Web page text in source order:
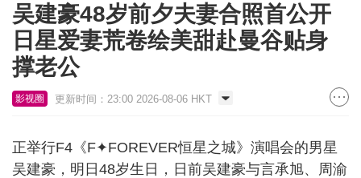
吴建豪48岁前夕夫妻合照首公开
日星爱妻荒卷绘美甜赴曼谷贴身
撑老公
影视圈 更新时间：23:00 2026-08-06 HKT
正举行F4《F✦FOREVER恒星之城》演唱会的男星
吴建豪，明日48岁生日，日前吴建豪与言承旭、周渝